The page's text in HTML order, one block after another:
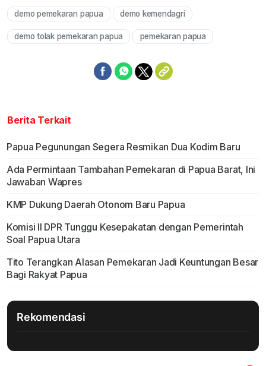
demo pemekaran papua demo kemendagri
demo tolak pemekaran papua pemekaran papua
Berita Terkait
Papua Pegunungan Segera Resmikan Dua Kodim Baru
Ada Permintaan Tambahan Pemekaran di Papua Barat, Ini
Jawaban Wapres
KMP Dukung Daerah Otonom Baru Papua
Komisi II DPR Tunggu Kesepakatan dengan Pemerintah
Soal Papua Utara
Tito Terangkan Alasan Pemekaran Jadi Keuntungan Besar
Bagi Rakyat Papua
Rekomendasi